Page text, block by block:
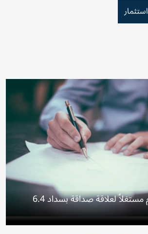
استثمار
«تجارية دبي» تلزم مستغلاً لعلاقة صداقة بسداد 6.4